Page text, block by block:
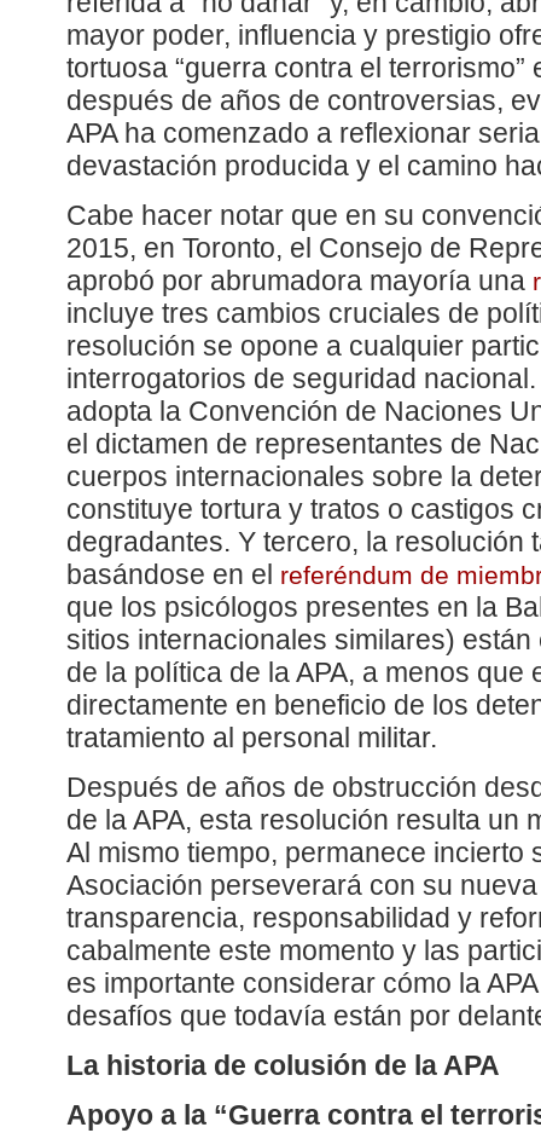
mayor poder, influencia y prestigio
tortuosa “guerra contra el terrorismo”
después de años de controversias,
APA ha comenzado a reflexionar
devastación producida y el camino
Cabe hacer notar que en su
2015, en Toronto, el Consejo de
aprobó por abrumadora mayoría una
incluye tres cambios cruciales de
resolución se opone a cualquier
interrogatorios de seguridad
adopta la Convención de Naciones
el dictamen de representantes de
cuerpos internacionales sobre la
constituye tortura y tratos o castigos
degradantes. Y tercero, la resolución
basándose en el referéndum de
que los psicólogos presentes en la
sitios internacionales similares)
de la política de la APA, a menos que
directamente en beneficio de los
tratamiento al personal militar.
Después de años de obstrucción
de la APA, esta resolución resulta un
Al mismo tiempo, permanece incierto
Asociación perseverará con su
transparencia, responsabilidad y
cabalmente este momento y las
es importante considerar cómo la
desafíos que todavía están por
La historia de colusión de la APA
Apoyo a la “Guerra contra el